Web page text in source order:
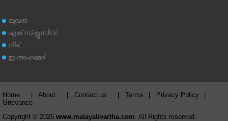
യുവത
എക്‌സ്‌ക്ലൂസീവ്
വീട്
ഇ അഹമ്മദ്‌
Home About Contact us Terms Privacy Policy
Grievance
Copyright © 2026 www.malayalivartha.com . All Rights reserved.